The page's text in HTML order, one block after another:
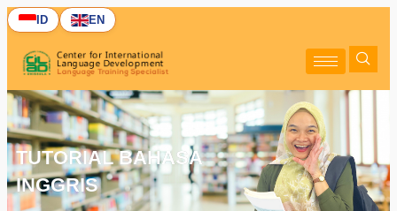
ID EN
TUTORIAL BAHASA
INGGRIS